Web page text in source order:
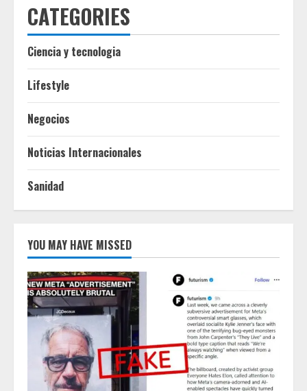
CATEGORIES
Ciencia y tecnologia
Lifestyle
Negocios
Noticias Internacionales
Sanidad
YOU MAY HAVE MISSED